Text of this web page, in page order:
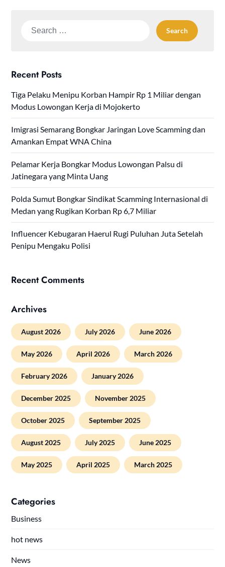
Search
Recent Posts
Tiga Pelaku Menipu Korban Hampir Rp 1 Miliar dengan
Modus Lowongan Kerja di Mojokerto
Imigrasi Semarang Bongkar Jaringan Love Scamming dan
Amankan Empat WNA China
Pelamar Kerja Bongkar Modus Lowongan Palsu di
Jatinegara yang Minta Uang
Polda Sumut Bongkar Sindikat Scamming Internasional di
Medan yang Rugikan Korban Rp 6,7 Miliar
Influencer Kebugaran Haerul Rugi Puluhan Juta Setelah
Penipu Mengaku Polisi
Recent Comments
Archives
August 2026 July 2026 June 2026
May 2026 April 2026 March 2026
February 2026 January 2026
December 2025 November 2025
October 2025 September 2025
August 2025 July 2025 June 2025
May 2025 April 2025 March 2025
Categories
Business
hot news
News